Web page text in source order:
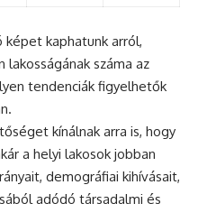
kaphatunk arról,
száma az
tendenciák figyelhetők
kínálnak arra is, hogy
a helyi lakosok jobban
demográfiai kihívásait,
adódó társadalmi és